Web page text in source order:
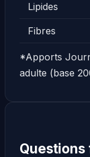
Lipides
Fibres
*Apports
adulte (base